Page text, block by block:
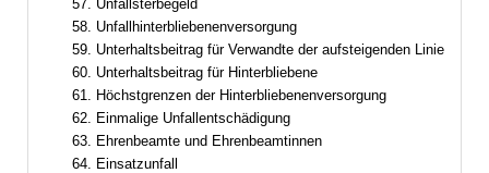
57. Unfallsterbegeld
58. Unfallhinterbliebenenversorgung
59. Unterhaltsbeitrag für Verwandte der aufsteigenden Linie
60. Unterhaltsbeitrag für Hinterbliebene
61. Höchstgrenzen der Hinterbliebenenversorgung
62. Einmalige Unfallentschädigung
63. Ehrenbeamte und Ehrenbeamtinnen
64. Einsatzunfall